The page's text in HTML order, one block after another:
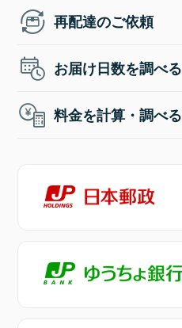
再配達のご依頼
お届け日数を調べる
料金を計算・調べる